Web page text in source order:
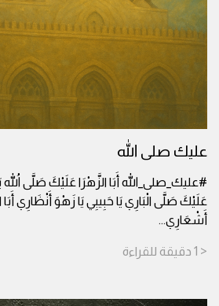
عليك صلى الله
#عليك_صلى_الله أَبَا الزَّهْرَا عَلَيْكَ صَلَّى اللهُ
عَلَيْكَ صَلَّى الْبَارِي يَا حَبِيبِي يَا زَهْوَ أَنْظَارِي
أَشْعَارِي...
< 1 دقيقة للقراءة